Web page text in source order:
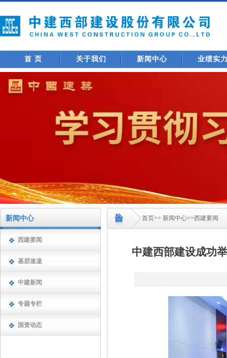
首 页 关于我们 新闻中心 业绩实
新闻中心
西建要闻
基层速递
中建新闻
专题专栏
国资动态
首页>> 新闻中心>>西建要闻
中建西部建设成功